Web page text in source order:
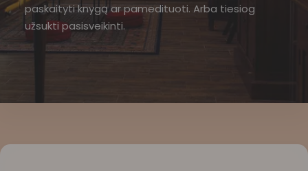
paskaityti knygą ar pamedituoti. Arba tiesiog
užsukti pasisveikinti.